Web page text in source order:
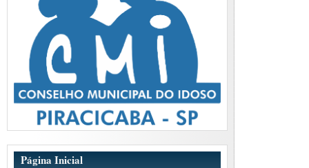
Página Inicial